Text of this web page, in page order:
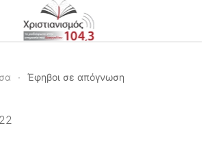
content
Έφηβοι σε απόγνωση